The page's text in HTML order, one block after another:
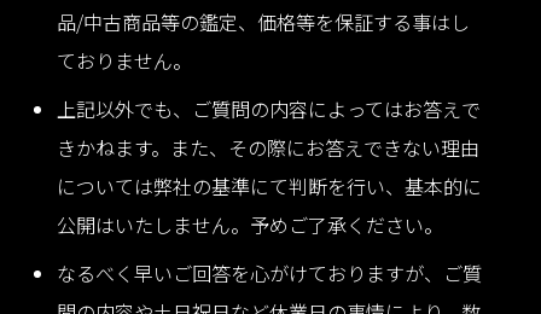
品/中古商品等の鑑定、価格等を保証する事はし
ておりません。
上記以外でも、ご質問の内容によってはお答えで
きかねます。また、その際にお答えできない理由
については弊社の基準にて判断を行い、基本的に
公開はいたしません。予めご了承ください。
なるべく早いご回答を心がけておりますが、ご質